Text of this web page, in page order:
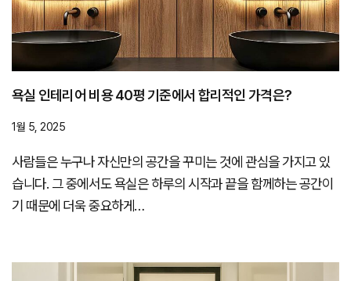
욕실 인테리어 비용 40평 기준에서 합리적인 가격은?
1월 5, 2025
사람들은 누구나 자신만의 공간을 꾸미는 것에 관심을 가지고 있
습니다. 그 중에서도 욕실은 하루의 시작과 끝을 함께하는 공간이
기 때문에 더욱 중요하게…